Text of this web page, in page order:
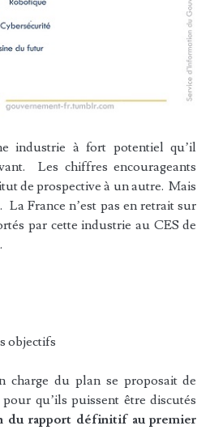
industrie à fort potentiel qu’il
Les chiffres encourageants
de prospective à un autre. Mais
France n’est pas en retrait sur
par cette industrie au CES de
objectifs
charge du plan se proposait de
qu’ils puissent être discutés
du rapport définitif au premier